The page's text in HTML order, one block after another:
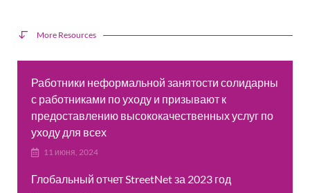
More Resources
Работники неформальной занятости солидарны
с работниками по уходу и призывают к
предоставлению высококачественных услуг по
уходу для всех
11 июня, 2024
Глобальный отчет StreetNet за 2023 год